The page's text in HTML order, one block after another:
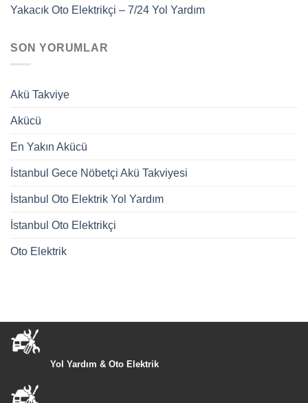
Yakacık Oto Elektrikçi – 7/24 Yol Yardım
SON YORUMLAR
Akü Takviye
Akücü
En Yakın Akücü
İstanbul Gece Nöbetçi Akü Takviyesi
İstanbul Oto Elektrik Yol Yardım
İstanbul Oto Elektrikçi
Oto Elektrik
Yol Yardım & Oto Elektrik